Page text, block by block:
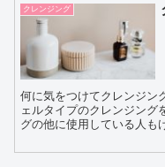
クレンジング
何に気をつけてクレンジン
ェルタイプのクレンジング
グの他に使用している人も